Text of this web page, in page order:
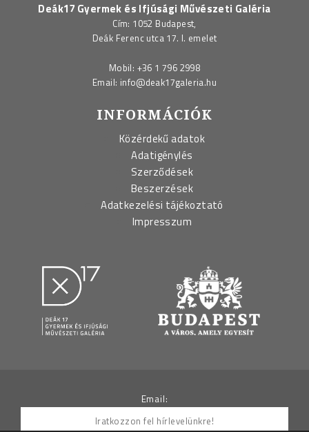
Deák17 Gyermek és Ifjúsági Művészeti Galéria
Cím: 1052 Budapest,
Deák Ferenc utca 17. I. emelet
Mobil: +36 1 796 2998
Email: info@deak17galeria.hu
INFORMÁCIÓK
Közérdekű adatok
Adatigénylés
Szerződések
Beszerzések
Adatkezelési tájékoztató
Impresszum
Email: